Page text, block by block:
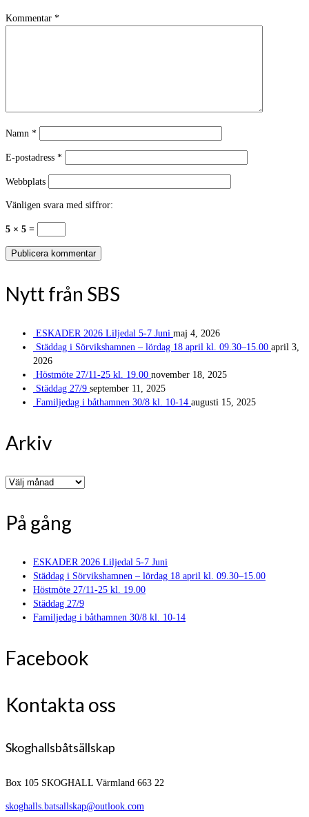
Kommentar *
Namn *
E-postadress *
Webbplats
Vänligen svara med siffror:
5 × 5 =
Nytt från SBS
ESKADER 2026 Liljedal 5-7 Juni maj 4, 2026
Städdag i Sörvikshamnen – lördag 18 april kl. 09.30–15.00 april 3,
2026
Höstmöte 27/11-25 kl. 19.00 november 18, 2025
Städdag 27/9 september 11, 2025
Familjedag i båthamnen 30/8 kl. 10-14 augusti 15, 2025
Arkiv
Arkiv
På gång
ESKADER 2026 Liljedal 5-7 Juni
Städdag i Sörvikshamnen – lördag 18 april kl. 09.30–15.00
Höstmöte 27/11-25 kl. 19.00
Städdag 27/9
Familjedag i båthamnen 30/8 kl. 10-14
Facebook
Kontakta oss
Skoghallsbåtsällskap
Box 105 SKOGHALL Värmland 663 22
skoghalls.batsallskap@outlook.com